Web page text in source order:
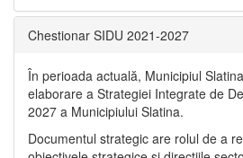
Chestionar SIDU 2021-2027
În perioada actuală, Municipiul
elaborare a Strategiei Integrate de
2027 a Municipiului Slatina.
Documentul strategic are rolul de a